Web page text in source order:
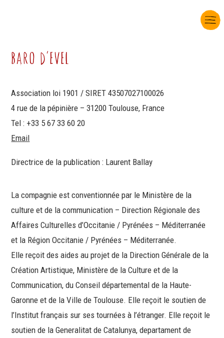
BARO DcEVEL
Association loi 1901 / SIRET 43507027100026
4 rue de la pépinière – 31200 Toulouse, France
Tel : +33 5 67 33 60 20
Email
Directrice de la publication : Laurent Ballay
La compagnie est conventionnée par le Ministère de la
culture et de la communication – Direction Régionale des
Affaires Culturelles d’Occitanie / Pyrénées – Méditerranée
et la Région Occitanie / Pyrénées – Méditerranée.
Elle reçoit des aides au projet de la Direction Générale de la
Création Artistique, Ministère de la Culture et de la
Communication, du Conseil départemental de la Haute-
Garonne et de la Ville de Toulouse. Elle reçoit le soutien de
l’Institut français sur ses tournées à l’étranger. Elle reçoit le
soutien de la Generalitat de Catalunya, departament de